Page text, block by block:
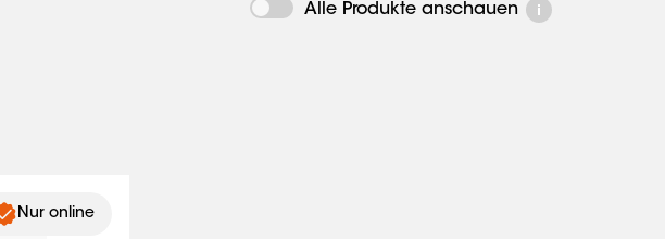
Alle Produkte anschauen
Nur online